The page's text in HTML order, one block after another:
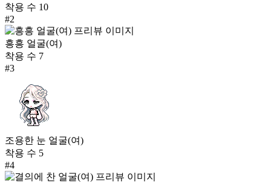
착용 수 10
#2
흥흥 얼굴(여)
착용 수 7
#3
조용한 눈 얼굴(여)
착용 수 5
#4